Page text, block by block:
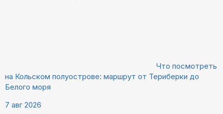
Что посмотреть
на Кольском полуострове: маршрут от Териберки до
Белого моря
7 авг 2026